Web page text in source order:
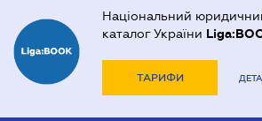
Національний
каталог України
ТАРИФИ